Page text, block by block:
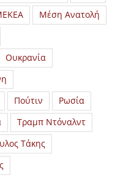
Μέση Ανατολή
Ουκρανία
Πούτιν
Ρωσία
Τραμπ Ντόναλντ
Τάκης